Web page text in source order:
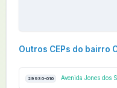
Outros CEPs do bairro
29930-010 Avenida Jones dos